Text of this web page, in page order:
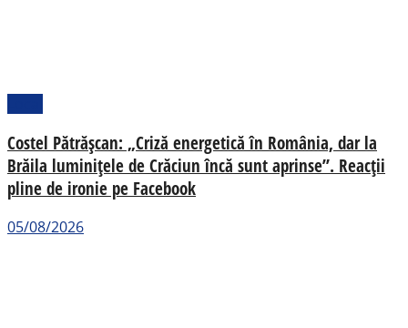
Costel Pătrășcan: „Criză energetică în România, dar la
Brăila luminițele de Crăciun încă sunt aprinse”. Reacții
pline de ironie pe Facebook
05/08/2026